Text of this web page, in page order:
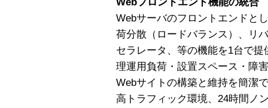
Webサーバのフロントエンドと
荷分散（ロードバランス）、リ
セラレータ、等の機能を1台で
理運用負荷・設置スペース・障
Webサイトの構築と維持を簡潔
高トラフィック環境、24時間ノ